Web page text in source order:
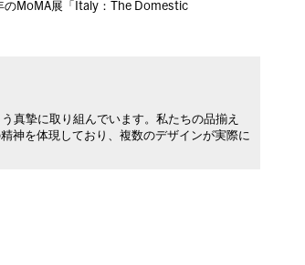
のMoMA展「Italy：The Domestic
真摯に取り組んでいます。私たちの品揃え
神を体現しており、複数のデザインが実際に